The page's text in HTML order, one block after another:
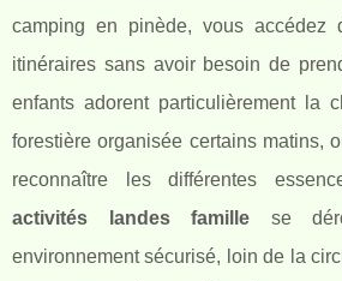
camping en pinède, vous accédez
itinéraires sans avoir besoin de
enfants adorent particulièrement la
forestière organisée certains matins,
reconnaître les différentes
activités landes famille se
environnement sécurisé, loin de la